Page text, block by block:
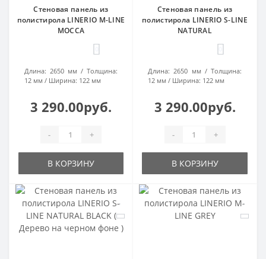
Стеновая панель из
полистирола LINERIO M-LINE
MOCCA
Длина: 2650 мм
Толщина:
12 мм
Ширина: 122 мм
3 290.00руб.
- +
В КОРЗИНУ
Стеновая панель из
полистирола LINERIO S-LINE
NATURAL
Длина: 2650 мм
Толщина:
12 мм
Ширина: 122 мм
3 290.00руб.
- +
В КОРЗИНУ